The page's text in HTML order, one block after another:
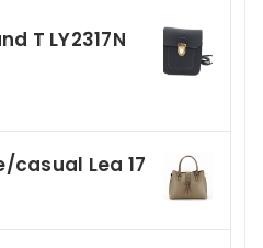
T LY2317N
Lea 17